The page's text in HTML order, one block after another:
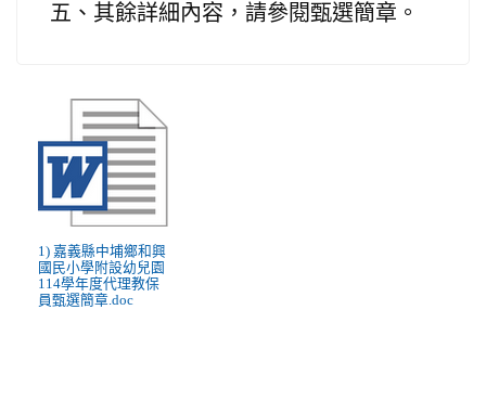
五、其餘詳細內容，請參閱甄選簡章。
1) 嘉義縣中埔鄉和興
國民小學附設幼兒園
114學年度代理教保
員甄選簡章.doc